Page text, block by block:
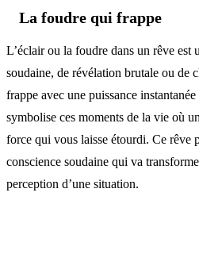
La foudre qui frappe
L’éclair ou la foudre dans un rêve est
soudaine, de révélation brutale ou de
frappe avec une puissance
symbolise ces moments de la vie où
force qui vous laisse étourdi. Ce rêve
conscience soudaine qui va
perception d’une situation.